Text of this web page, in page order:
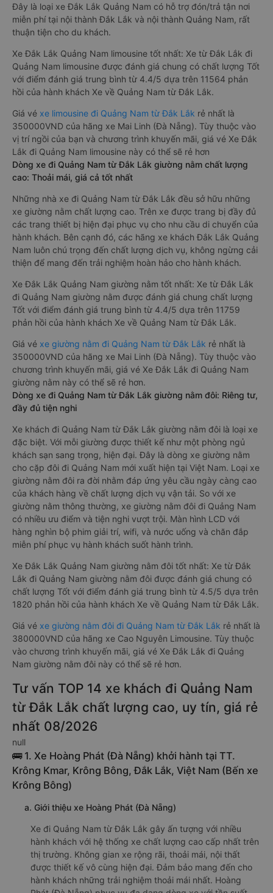
Đây là loại xe Đắk Lắk Quảng Nam có hỗ trợ đón/trả tận nơi
miễn phí tại nội thành Đắk Lắk và nội thành Quảng Nam, rất
thuận tiện cho du khách.
Xe Đắk Lắk Quảng Nam limousine tốt nhất: Xe từ Đắk Lắk đi
Quảng Nam limousine được đánh giá chung có chất lượng Tốt
với điểm đánh giá trung bình từ 4.4/5 dựa trên 11564 phản
hồi của hành khách Xe về Quảng Nam từ Đắk Lắk.
Giá vé xe limousine đi Quảng Nam từ Đắk Lắk rẻ nhất là
350000VND của hãng xe Mai Linh (Đà Nẵng). Tùy thuộc vào
vị trí ngồi của bạn và chương trình khuyến mãi, giá vé Xe Đắk
Lắk đi Quảng Nam limousine này có thể sẽ rẻ hơn
Dòng xe đi Quảng Nam từ Đắk Lắk giường nằm chất lượng
cao: Thoải mái, giá cả tốt nhất
Những nhà xe đi Quảng Nam từ Đắk Lắk đều sở hữu những
xe giường nằm chất lượng cao. Trên xe được trang bị đầy đủ
các trang thiết bị hiện đại phục vụ cho nhu cầu di chuyển của
hành khách. Bên cạnh đó, các hãng xe khách Đắk Lắk Quảng
Nam luôn chú trọng đến chất lượng dịch vụ, không ngừng cải
thiện để mang đến trải nghiệm hoàn hảo cho hành khách.
Xe Đắk Lắk Quảng Nam giường nằm tốt nhất: Xe từ Đắk Lắk
đi Quảng Nam giường nằm được đánh giá chung chất lượng
Tốt với điểm đánh giá trung bình từ 4.4/5 dựa trên 11759
phản hồi của hành khách Xe về Quảng Nam từ Đắk Lắk.
Giá vé xe giường nằm đi Quảng Nam từ Đắk Lắk rẻ nhất là
350000VND của hãng xe Mai Linh (Đà Nẵng). Tùy thuộc vào
chương trình khuyến mãi, giá vé Xe Đắk Lắk đi Quảng Nam
giường nằm này có thể sẽ rẻ hơn.
Dòng xe đi Quảng Nam từ Đắk Lắk giường nằm đôi: Riêng tư,
đầy đủ tiện nghi
Xe khách đi Quảng Nam từ Đắk Lắk giường nằm đôi là loại xe
đặc biệt. Với mỗi giường được thiết kế như một phòng ngủ
khách sạn sang trọng, hiện đại. Đây là dòng xe giường nằm
cho cặp đôi đi Quảng Nam mới xuất hiện tại Việt Nam. Loại xe
giường nằm đôi ra đời nhằm đáp ứng yêu cầu ngày càng cao
của khách hàng về chất lượng dịch vụ vận tải. So với xe
giường nằm thông thường, xe giường nằm đôi đi Quảng Nam
có nhiều ưu điểm và tiện nghi vượt trội. Màn hình LCD với
hàng nghìn bộ phim giải trí, wifi, và nước uống và chăn đắp
miễn phí phục vụ hành khách suốt hành trình.
Xe Đắk Lắk Quảng Nam giường nằm đôi tốt nhất: Xe từ Đắk
Lắk đi Quảng Nam giường nằm đôi được đánh giá chung có
chất lượng Tốt với điểm đánh giá trung bình từ 4.5/5 dựa trên
1820 phản hồi của hành khách Xe về Quảng Nam từ Đắk Lắk.
Giá vé xe giường nằm đôi đi Quảng Nam từ Đắk Lắk rẻ nhất là
380000VND của hãng xe Cao Nguyên Limousine. Tùy thuộc
vào chương trình khuyến mãi, giá vé Xe Đắk Lắk đi Quảng
Nam giường nằm đôi này có thể sẽ rẻ hơn.
Tư vấn TOP 14 xe khách đi Quảng Nam
từ Đắk Lắk chất lượng cao, uy tín, giá rẻ
nhất 08/2026
null
🚌 1. Xe Hoàng Phát (Đà Nẵng) khởi hành tại TT.
Krông Kmar, Krông Bông, Đắk Lắk, Việt Nam (Bến xe
Krông Bông)
a. Giới thiệu xe Hoàng Phát (Đà Nẵng)
Xe đi Quảng Nam từ Đắk Lắk gây ấn tượng với nhiều
hành khách với hệ thống xe chất lượng cao cấp nhất trên
thị trường. Không gian xe rộng rãi, thoải mái, nội thất
được thiết kế vô cùng hiện đại. Đảm bảo mang đến cho
hành khách những trải nghiệm thoải mái nhất. Hoàng